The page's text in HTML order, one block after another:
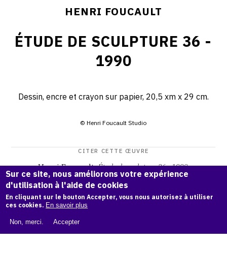
HENRI FOUCAULT
ÉTUDE DE SCULPTURE 36 -
1990
Dessin, encre et crayon sur papier, 20,5 xm x 29 cm.
© Henri Foucault Studio
CITER CETTE ŒUVRE
Henri Foucault,Étude de sculpture 36 - 1990.
Catalogue raisonné Henri Foucault, OAM.
COPIER LA CITATION
Sur ce site, nous améliorons votre expérience
d'utilisation à l'aide de cookies
En cliquant sur le bouton Accepter, vous nous autorisez à utiliser
ces cookies. En savoir plus
Non, merci. Accepter